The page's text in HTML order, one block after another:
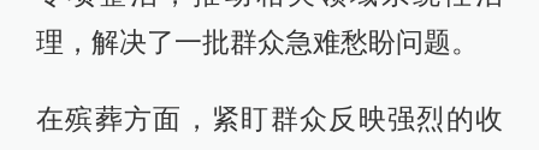
理，解决了一批群众急难愁盼问题。
在殡葬方面，紧盯群众反映强烈的收